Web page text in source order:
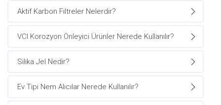
Aktif Karbon Filtreler Nelerdir?
VCI Korozyon Önleyici Ürünler Nerede Kullanılır?
Silika Jel Nedir?
Ev Tipi Nem Alıcılar Nerede Kullanılır?